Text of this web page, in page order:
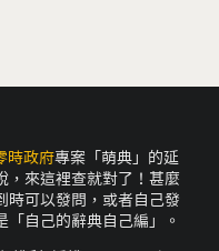
時政府專案「萌典」的延
，來這裡查就對了！甚麼
時可以發問，或者自己發
自己的辭典自己編」。